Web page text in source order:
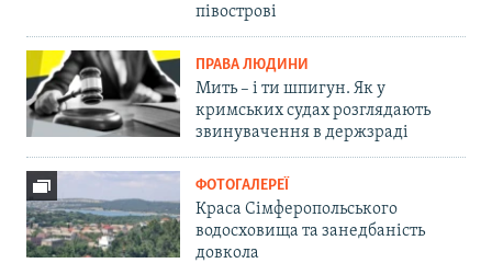
півострові
ПРАВА ЛЮДИНИ
Мить – і ти шпигун. Як у
кримських судах розглядають
звинувачення в держзраді
ФОТОГАЛЕРЕЇ
Краса Сімферопольського
водосховища та занедбаність
довкола